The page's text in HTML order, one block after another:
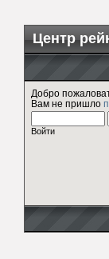
Центр
Добро
Вам не пришло
Войти